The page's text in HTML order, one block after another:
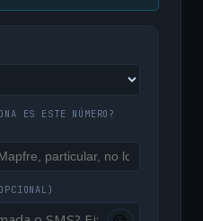
ES ESTE NÚMERO?